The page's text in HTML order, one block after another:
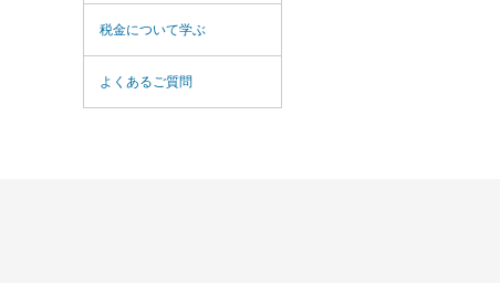
税金について学ぶ
よくあるご質問